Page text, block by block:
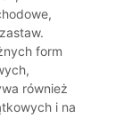
form
również
i na